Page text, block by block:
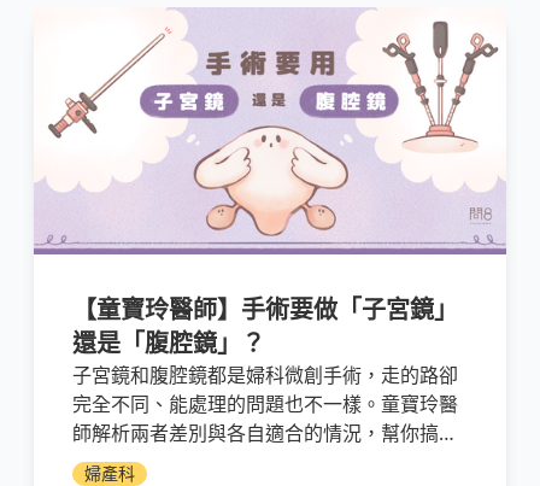
【童寶玲醫師】手術要做「子宮鏡」
還是「腹腔鏡」？
子宮鏡和腹腔鏡都是婦科微創手術，走的路卻
完全不同、能處理的問題也不一樣。童寶玲醫
師解析兩者差別與各自適合的情況，幫你搞懂
手術該用哪一種。
婦產科